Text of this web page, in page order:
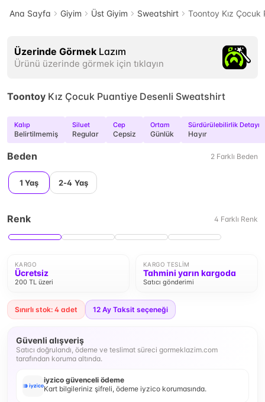
Ana Sayfa Giyim Üst Giyim Sweatshirt Toontoy Kız
Üzerinde Görmek Lazım
Ürünü üzerinde görmek için tıklayın
Toontoy Kız Çocuk Puantiye Desenli Sweatshirt
Kalıp
Belirtilmemiş
Siluet
Regular
Cep
Cepsiz
Ortam
Günlük
Sürdürülebilirlik Detayı
Hayır
Beden 2 Farklı Beden
1 Yaş 2-4 Yaş
Renk 4 Farklı Renk
KARGO
Ücretsiz
200 TL üzeri
KARGO TESLIM
Tahmini yarın kargoda
Satıcı gönderimi
Sınırlı stok: 4 adet 12 Ay Taksit seçeneği
Güvenli alışveriş
Satıcı doğrulandı, ödeme ve teslimat süreci gormeklazim.com
tarafından koruma altında.
iyzico güvenceli ödeme
Kart bilgileriniz şifreli, ödeme iyzico korumasında.